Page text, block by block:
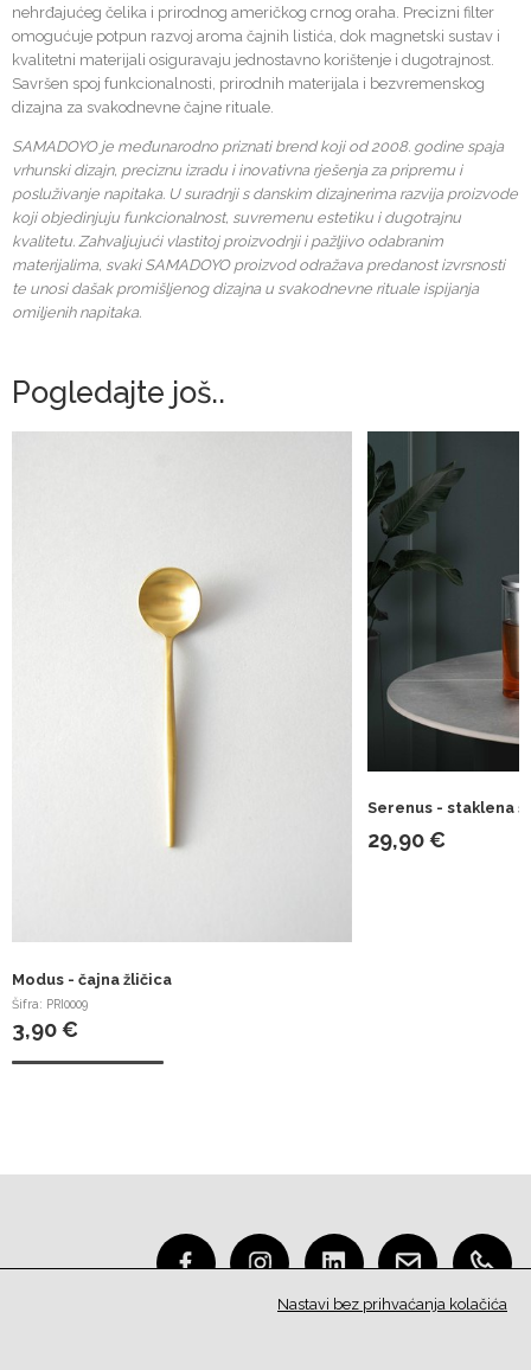
nehrđajućeg čelika i prirodnog američkog crnog oraha. Precizni filter
omogućuje potpun razvoj aroma čajnih listića, dok magnetski sustav i
kvalitetni materijali osiguravaju jednostavno korištenje i dugotrajnost.
Savršen spoj funkcionalnosti, prirodnih materijala i bezvremenskog
dizajna za svakodnevne čajne rituale.
SAMADOYO je međunarodno priznati brend koji od 2008. godine spaja
vrhunski dizajn, preciznu izradu i inovativna rješenja za pripremu i
posluživanje napitaka. U suradnji s danskim dizajnerima razvija proizvode
koji objedinjuju funkcionalnost, suvremenu estetiku i dugotrajnu
kvalitetu. Zahvaljujući vlastitoj proizvodnji i pažljivo odabranim
materijalima, svaki SAMADOYO proizvod odražava predanost izvrsnosti
te unosi dašak promišljenog dizajna u svakodnevne rituale ispijanja
omiljenih napitaka.
Pogledajte još..
Modus - čajna žličica
Šifra: PRI0009
3,90 €
Serenus - staklena
29,90 €
Nastavi bez prihvaćanja kolačića